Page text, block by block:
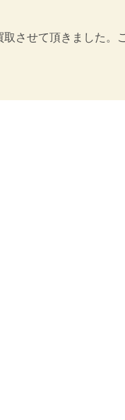
させて頂きました